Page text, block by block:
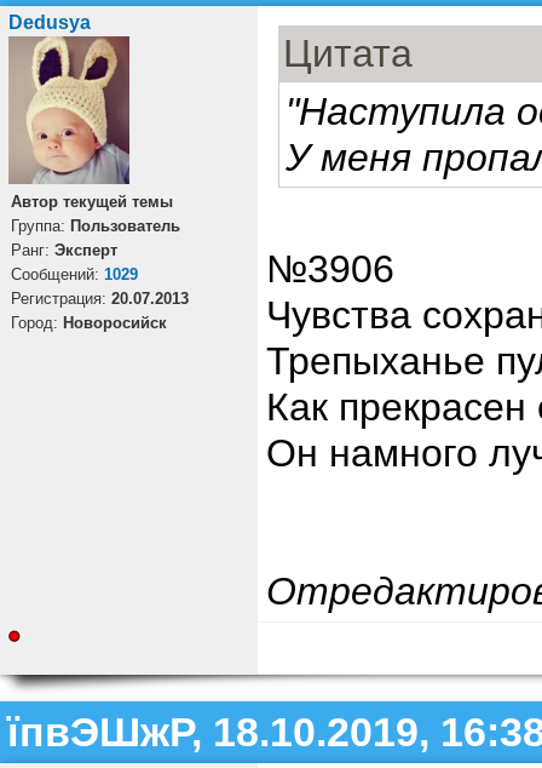
Dedusya
Автор текущей темы
Группа: Пользователь
Ранг: Эксперт
Cообщений: 1029
Регистрация: 20.07.2013
Город: Новоросийск
Цитата
"Наступила
У меня
№3906
Чувства
Трепыханье
Как
Он намного
їпвЭШжР, 18.10.2019,